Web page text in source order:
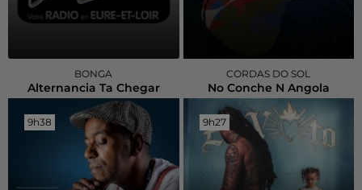
BONGA
Alternancia Ta Chegar
CORDAS DO SOL
No Conche N Angola
9h38
9h38 9h27
9h27